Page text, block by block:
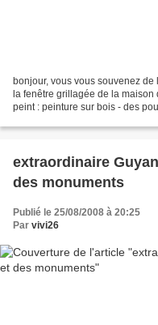
bonjour, vous vous souvenez
la fenêtre grillagée de la
peint : peinture sur bois - des
extraordinaire
des monuments
Publié le 25/08/2008 à 20:25
Par vivi26